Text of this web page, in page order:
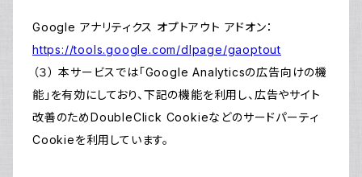
Google アナリティクス オプトアウト アドオン：
https://tools.google.com/dlpage/gaoptout
（３） 本サービスでは「Google Analyticsの広告向けの機
能」を有効にしており、下記の機能を利用し、広告やサイト
改善のためDoubleClick Cookieなどのサードパーティ
Cookieを利用しています。